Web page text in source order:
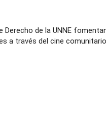
Derecho de la UNNE
a través del cine comunitario